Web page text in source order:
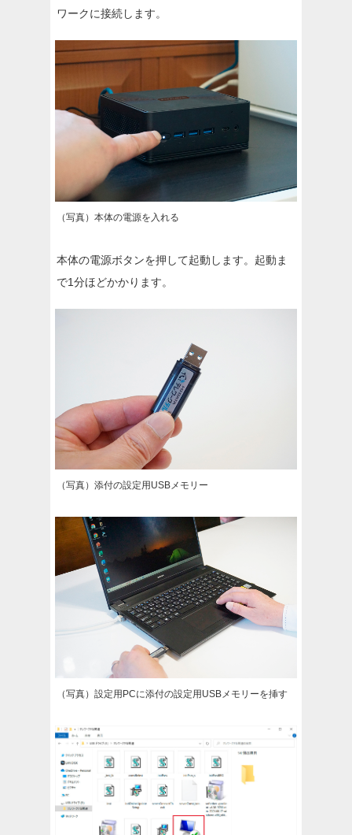
ワークに接続します。
（写真）本体の電源を入れる
本体の電源ボタンを押して起動します。起動ま
で1分ほどかかります。
（写真）添付の設定用USBメモリー
（写真）設定用PCに添付の設定用USBメモリーを挿す